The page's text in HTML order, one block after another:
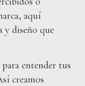
aquí
y diseño que
entender tus
creamos